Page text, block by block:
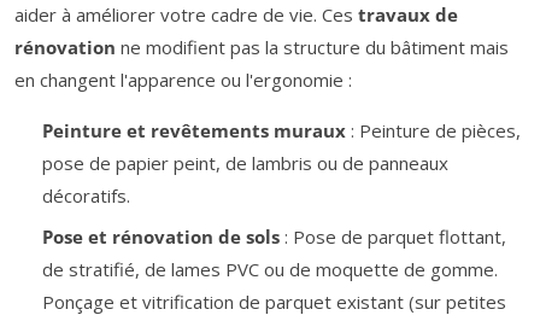
aider à améliorer votre cadre de vie. Ces travaux de
rénovation ne modifient pas la structure du bâtiment mais
en changent l'apparence ou l'ergonomie :
Peinture et revêtements muraux: Peinture de pièces,
pose de papier peint, de lambris ou de panneaux
décoratifs.
Pose et rénovation de sols: Pose de parquet flottant,
de stratifié, de lames PVC ou de moquette de gomme.
Ponçage et vitrification de parquet existant (sur petites